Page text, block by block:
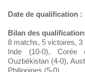
Date de qualification :
Bilan des
8 matchs, 5 victoires, 3
Inde (10-0), Corée
Ouzbékistan (4-0),
Philippines (5-0)